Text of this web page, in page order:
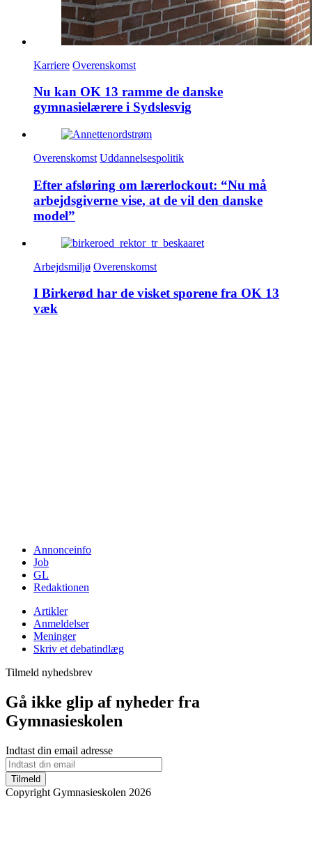
Karriere Overenskomst
Nu kan OK 13 ramme de danske
gymnasielærere i Sydslesvig
Overenskomst Uddannelsespolitik
Efter afsløring om lærerlockout: “Nu må
arbejdsgiverne vise, at de vil den danske
model”
Arbejdsmiljø Overenskomst
I Birkerød har de visket sporene fra OK 13
væk
Annonceinfo
Job
GL
Redaktionen
Artikler
Anmeldelser
Meninger
Skriv et debatindlæg
Tilmeld nyhedsbrev
Gå ikke glip af nyheder fra
Gymnasieskolen
Indtast din email adresse
Tilmeld
Copyright Gymnasieskolen 2026